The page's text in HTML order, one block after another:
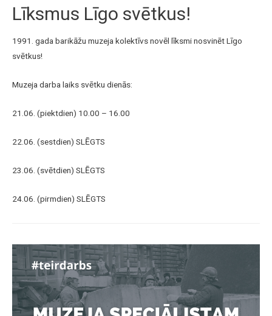
Līksmus Līgo svētkus!
1991. gada barikāžu muzeja kolektīvs novēl līksmi nosvinēt Līgo
svētkus!
Muzeja darba laiks svētku dienās:
21.06. (piektdien) 10.00 – 16.00
22.06. (sestdien) SLĒGTS
23.06. (svētdien) SLĒGTS
24.06. (pirmdien) SLĒGTS